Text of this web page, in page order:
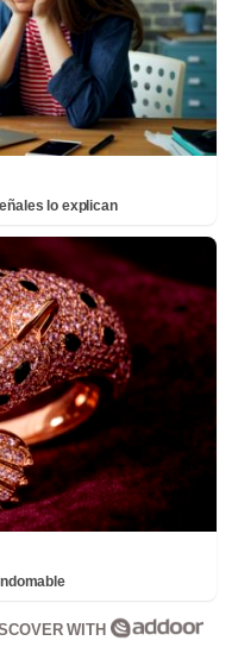
lo explican
WITH